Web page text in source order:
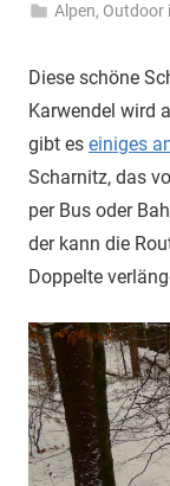
25.
2024
Alpen, Outdoor
Diese schöne
Karwendel wird
gibt es einiges
Scharnitz, das
per Bus oder
der kann die
Doppelte